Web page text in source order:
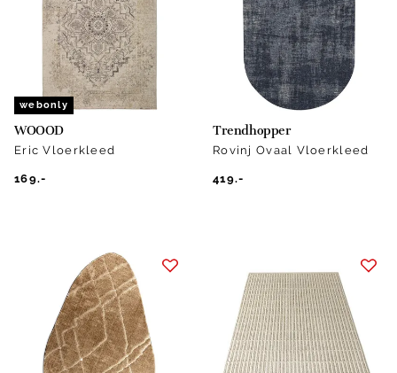
webonly
WOOOD
Eric Vloerkleed
169.-
Trendhopper
Rovinj Ovaal Vloerkleed
419.-